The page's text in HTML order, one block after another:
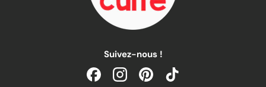
Suivez-nous !
FacebookInstagramPinterestTikTok